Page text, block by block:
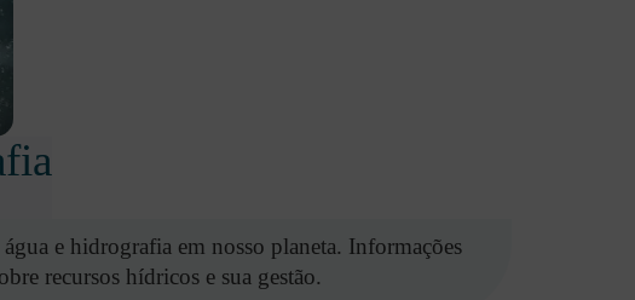
e hidrografia em nosso planeta. Informações
recursos hídricos e sua gestão.